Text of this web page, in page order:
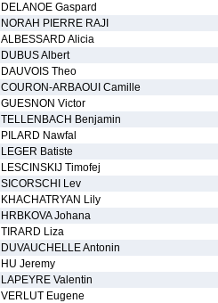
DELANOE Gaspard
NORAH PIERRE RAJI
ALBESSARD Alicia
DUBUS Albert
DAUVOIS Theo
COURON-ARBAOUI Camille
GUESNON Victor
TELLENBACH Benjamin
PILARD Nawfal
LEGER Batiste
LESCINSKIJ Timofej
SICORSCHI Lev
KHACHATRYAN Lily
HRBKOVA Johana
TIRARD Liza
DUVAUCHELLE Antonin
HU Jeremy
LAPEYRE Valentin
VERLUT Eugene